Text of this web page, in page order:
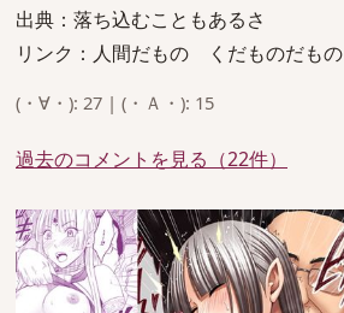
出典：落ち込むこともあるさ
リンク：人間だもの くだものだもの
(・∀・): 27 | (・Ａ・): 15
過去のコメントを見る（22件）